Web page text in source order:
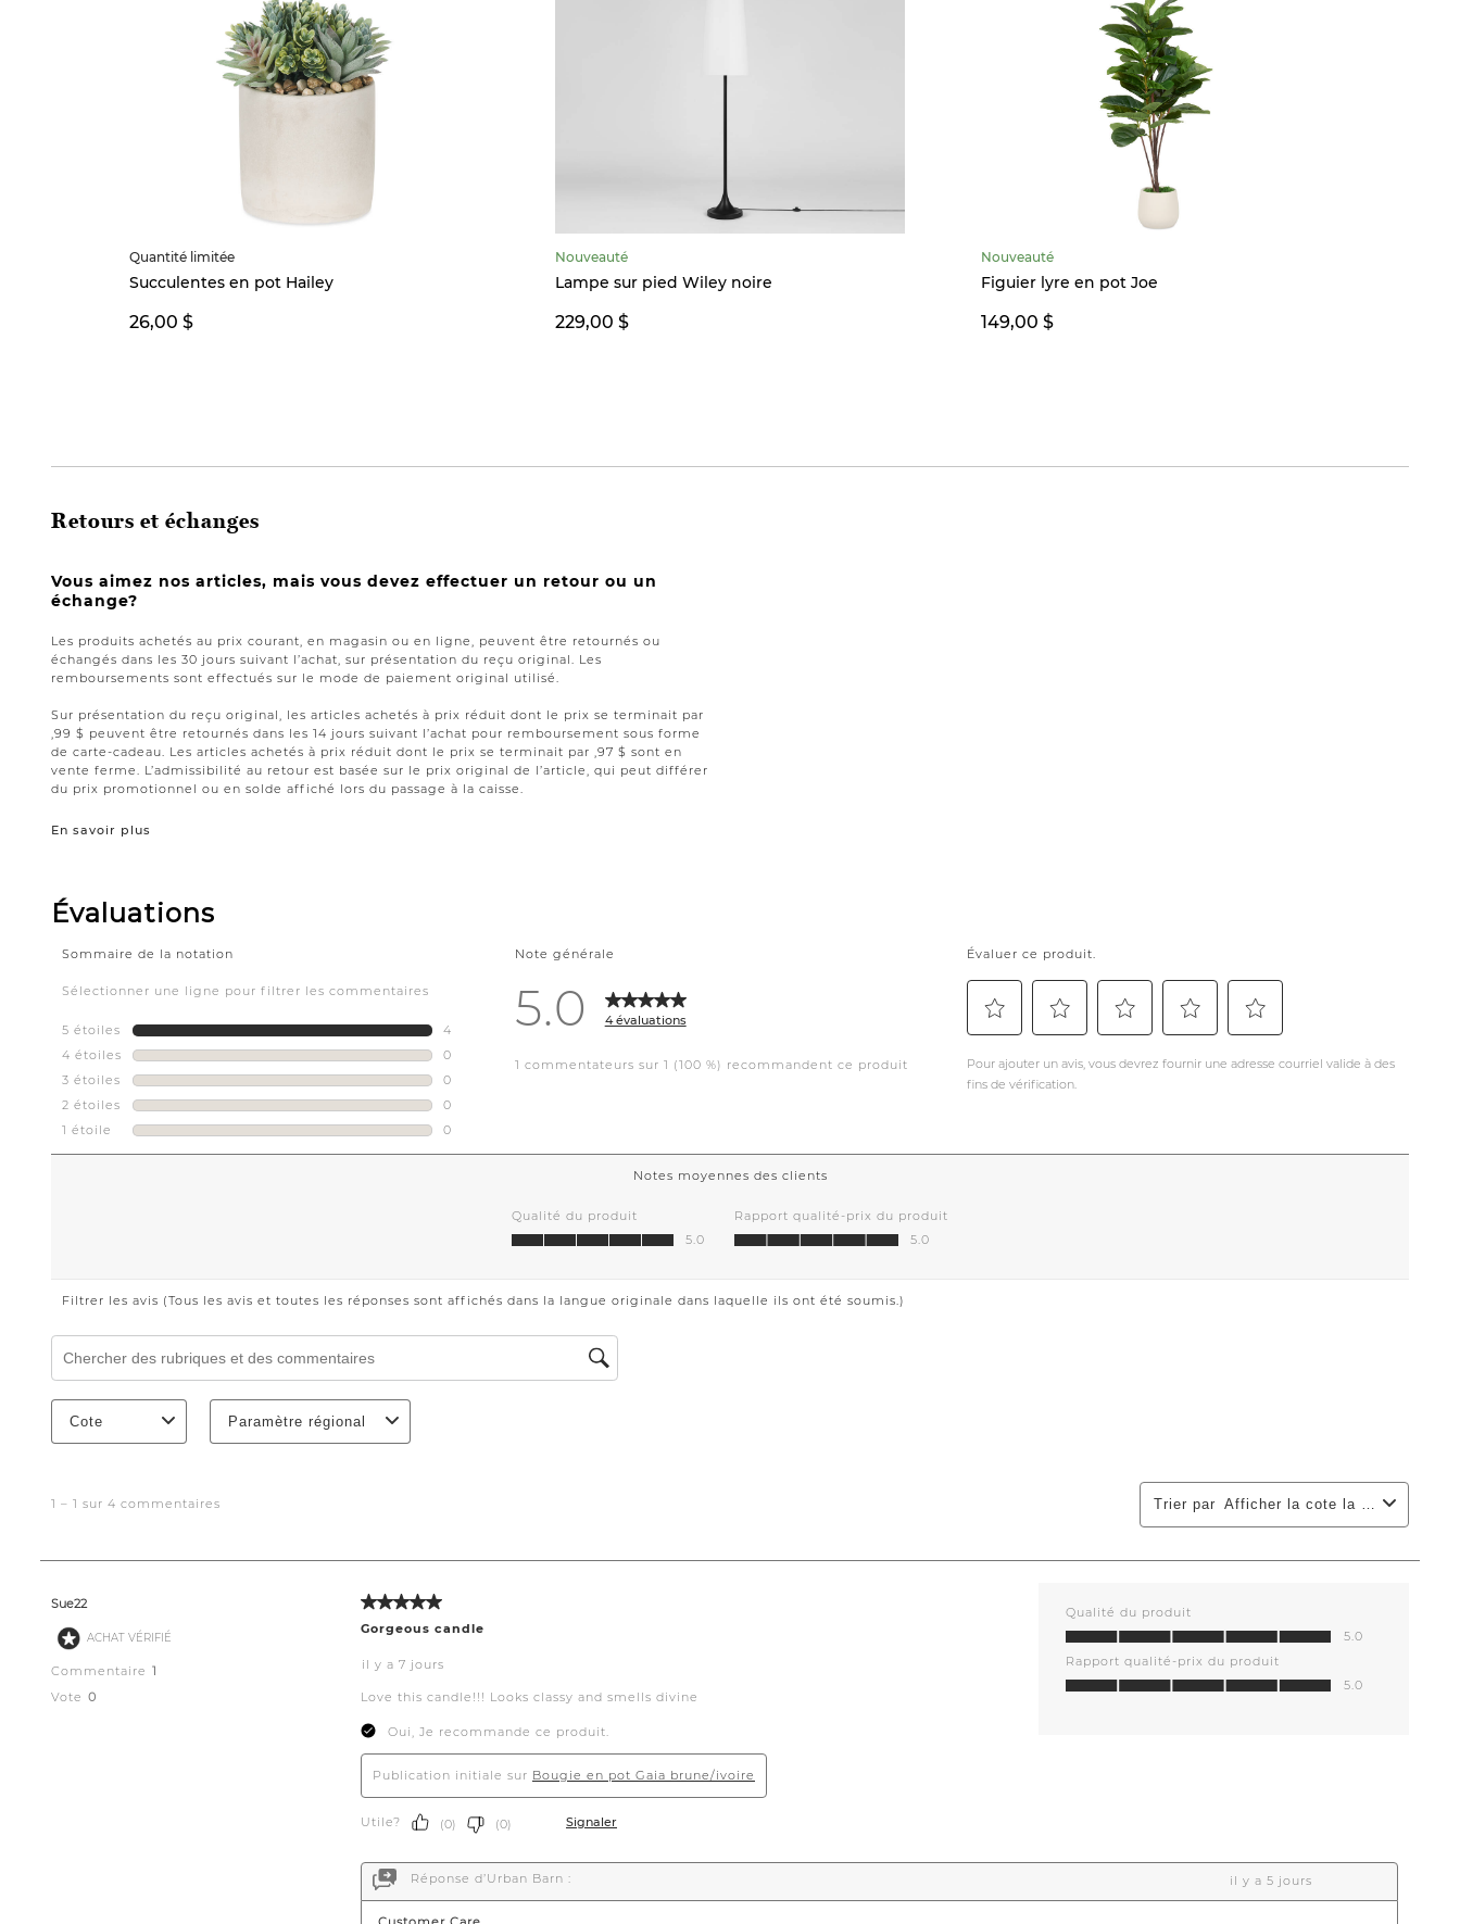
Quantité limitée
Succulentes en pot Hailey
26,00 $
Nouveauté
Lampe sur pied Wiley noire
229,00 $
Nouveauté
Figuier lyre en pot Joe
149,00 $
Retours et échanges
Vous aimez nos articles, mais vous devez effectuer un retour ou un
échange?
Les produits achetés au prix courant, en magasin ou en ligne, peuvent être retournés ou
échangés dans les 30 jours suivant l’achat, sur présentation du reçu original. Les
remboursements sont effectués sur le mode de paiement original utilisé.
Sur présentation du reçu original, les articles achetés à prix réduit dont le prix se terminait par
,99 $ peuvent être retournés dans les 14 jours suivant l’achat pour remboursement sous forme
de carte-cadeau. Les articles achetés à prix réduit dont le prix se terminait par ,97 $ sont en
vente ferme. L’admissibilité au retour est basée sur le prix original de l’article, qui peut différer
du prix promotionnel ou en solde affiché lors du passage à la caisse.
En savoir plus